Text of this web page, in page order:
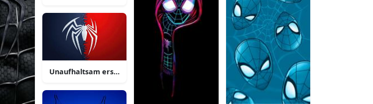
Unaufhaltsam erstaunlich und maechtig der erstaunliche spiderman